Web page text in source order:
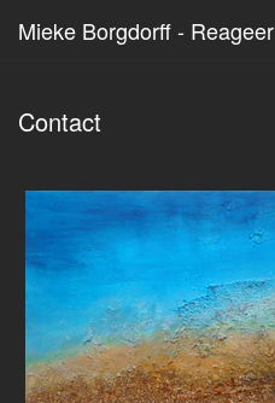
Mieke Borgdorff - Reageer
Contact